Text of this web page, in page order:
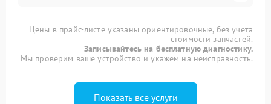
Цены в прайс-листе указаны ориентировочные, без учета
стоимости запчастей.
Записывайтесь на бесплатную диагностику.
Мы проверим ваше устройство и укажем на неисправность.
Показать все услуги